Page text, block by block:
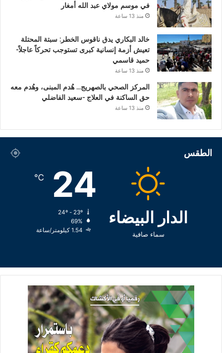
في موسم مولاي عبد الله أمغار
منذ 13 ساعة
خالد البكاري يدق ناقوس الخطر: سبتة المحتلة
تعيش أزمة إنسانية كبرى تستوجب تحركاً عاجلاً-
حميد قاسمي
منذ 13 ساعة
المركز الصحي بالصهريج… هُدم المبنى، وهُدم معه
حق الساكنة في العلاج -سعيد الفاضلي
منذ 13 ساعة
الطقس
الدار البيضاء
سماء صافية
24
℃
69%
1.54 كيلومتر/ساعة